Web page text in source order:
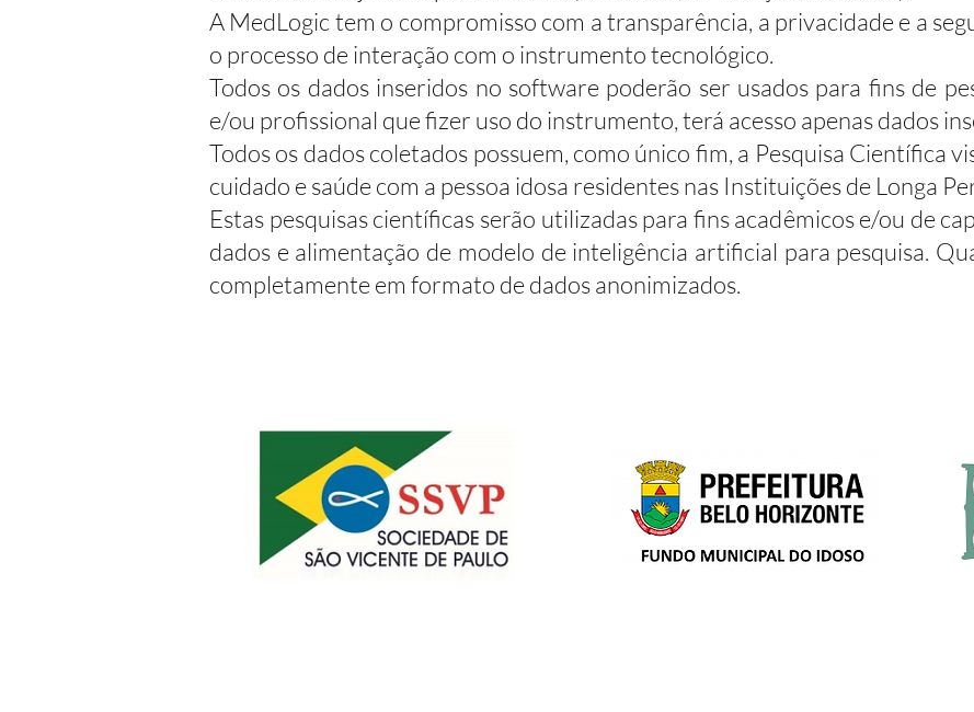
A MedLogic tem o compromisso com a transparência, a privacidade e a
o processo de interação com o instrumento tecnológico.
Todos os dados inseridos no software poderão ser usados para fins de
e/ou profissional que fizer uso do instrumento, terá acesso apenas dados
Todos os dados coletados possuem, como único fim, a Pesquisa Científica
cuidado e saúde com a pessoa idosa residentes nas Instituições de Longa
Estas pesquisas científicas serão utilizadas para fins acadêmicos e/ou de
dados e alimentação de modelo de inteligência artificial para pesquisa.
completamente em formato de dados anonimizados.